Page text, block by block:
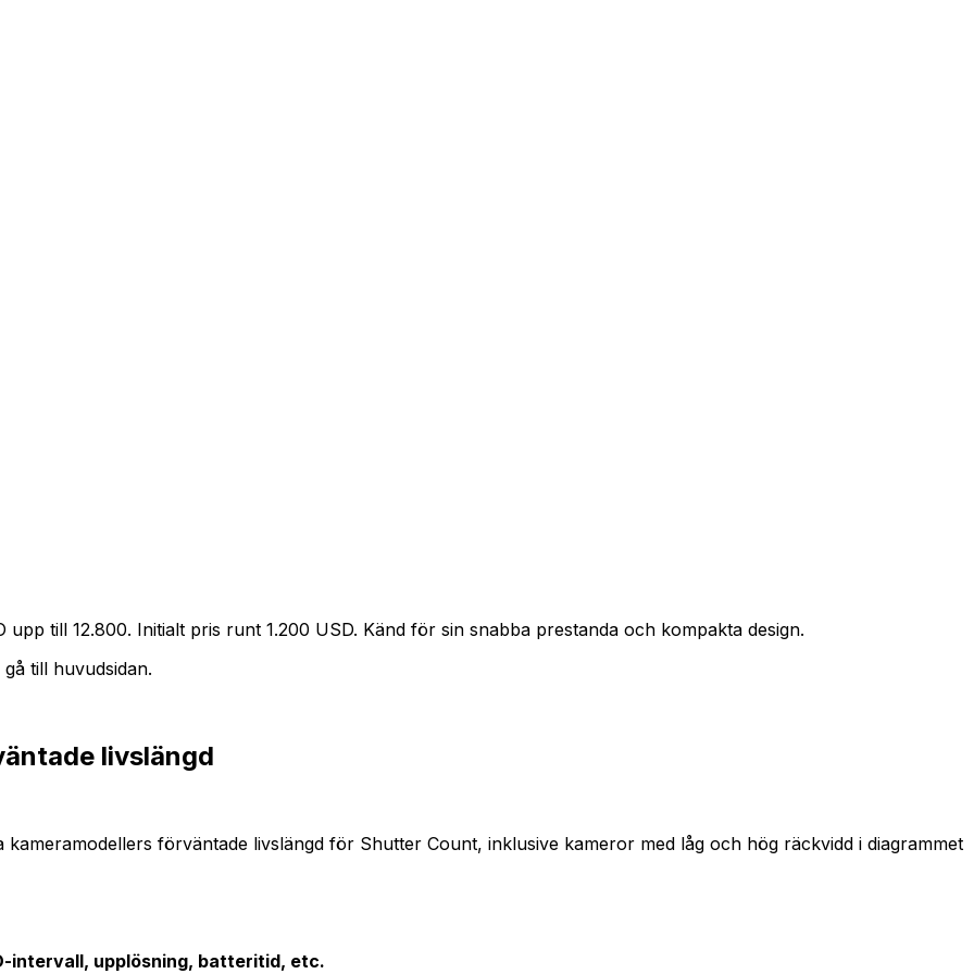
upp till 12.800. Initialt pris runt 1.200 USD. Känd för sin snabba prestanda och kompakta design.
till huvudsidan.
livslängd
förväntade livslängd för Shutter Count, inklusive kameror med låg och hög räckvidd i diagrammet
intervall, upplösning, batteritid, etc.